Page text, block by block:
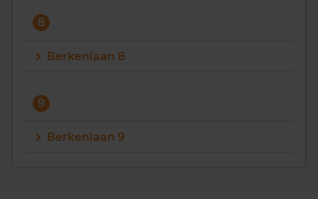
8
Berkenlaan 8
9
Berkenlaan 9